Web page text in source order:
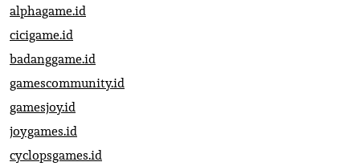
alphagame.id
cicigame.id
badanggame.id
gamescommunity.id
gamesjoy.id
joygames.id
cyclopsgames.id